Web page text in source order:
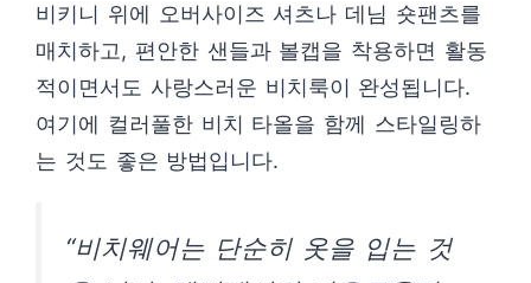
비키니 위에 오버사이즈 셔츠나 데님 숏팬츠를
매치하고, 편안한 샌들과 볼캡을 착용하면 활동
적이면서도 사랑스러운 비치룩이 완성됩니다.
여기에 컬러풀한 비치 타올을 함께 스타일링하
는 것도 좋은 방법입니다.
“비치웨어는 단순히 옷을 입는 것